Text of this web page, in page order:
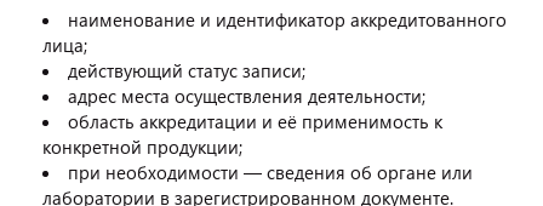
наименование и идентификатор аккредитованного
лица;
действующий статус записи;
адрес места осуществления деятельности;
область аккредитации и её применимость к
конкретной продукции;
при необходимости — сведения об органе или
лаборатории в зарегистрированном документе.